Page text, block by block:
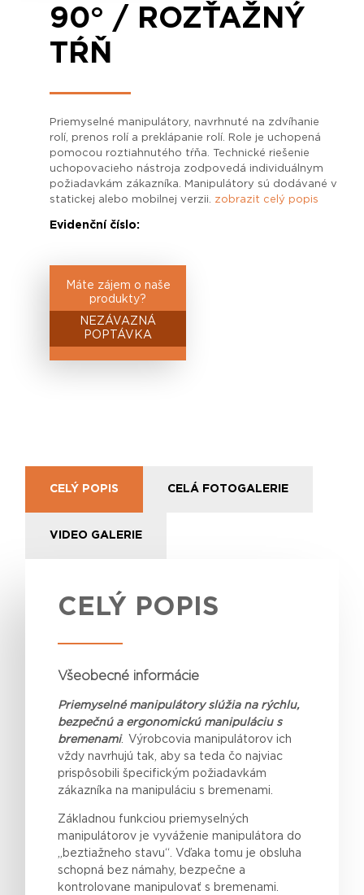
90° / ROZŤAŽNÝ
TŔŇ
Priemyselné manipulátory, navrhnuté na zdvíhanie
rolí, prenos rolí a preklápanie rolí. Role je uchopená
pomocou roztiahnutého tŕňa. Technické riešenie
uchopovacieho nástroja zodpovedá individuálnym
požiadavkám zákazníka. Manipulátory sú dodávané v
statickej alebo mobilnej verzii. zobrazit celý popis
Evidenční číslo:
Máte zájem o naše
produkty?
NEZÁVAZNÁ
POPTÁVKA
CELÝ POPIS CELÁ FOTOGALERIE
VIDEO GALERIE
CELÝ POPIS
Všeobecné informácie
Priemyselné manipulátory slúžia na rýchlu,
bezpečnú a ergonomickú manipuláciu s
bremenami. Výrobcovia manipulátorov ich
vždy navrhujú tak, aby sa teda čo najviac
prispôsobili špecifickým požiadavkám
zákazníka na manipuláciu s bremenami.
Základnou funkciou priemyselných
manipulátorov je vyváženie manipulátora do
„beztiažneho stavu“. Vďaka tomu je obsluha
schopná bez námahy, bezpečne a
kontrolovane manipulovať s bremenami.